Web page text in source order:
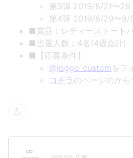
第3弾 2019/8/21〜28
第4弾 2019/8/29〜9/
■賞品︰レディーストート
■当選人数︰4名(4週合計)
■【応募条件】
@joggo_customをフ
コチラ のページのから